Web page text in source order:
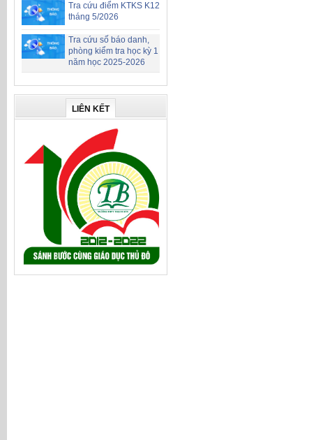
Tra cứu điểm KTKS K12
tháng 5/2026
Tra cứu số báo danh,
phòng kiểm tra học kỳ 1
năm học 2025-2026
LIÊN KẾT